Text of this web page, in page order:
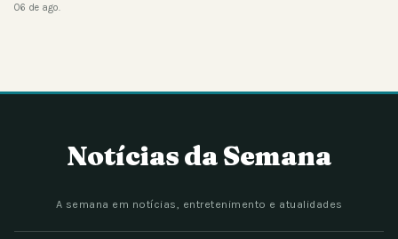
06 de ago.
Notícias da Semana
A semana em notícias, entretenimento e atualidades